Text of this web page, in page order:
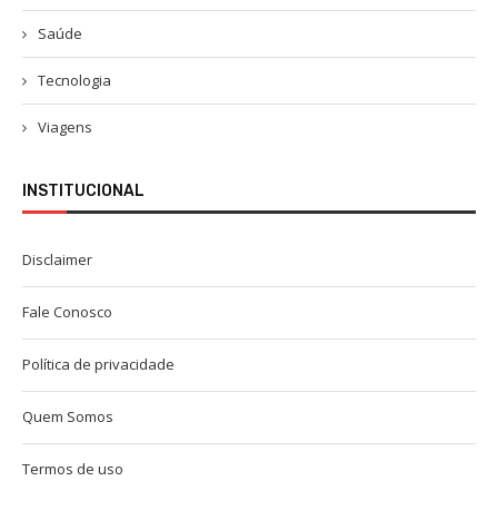
Saúde
Tecnologia
Viagens
INSTITUCIONAL
Disclaimer
Fale Conosco
Política de privacidade
Quem Somos
Termos de uso